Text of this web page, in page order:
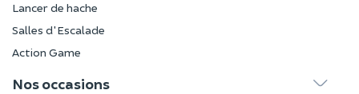
Lancer de hache
Salles d'Escalade
Action Game
Nos occasions